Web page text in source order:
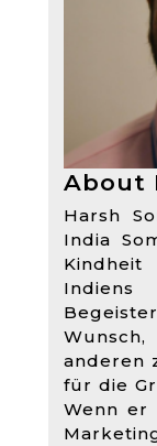
About
Harsh
India
Kindheit
anderen
für die
Wenn er